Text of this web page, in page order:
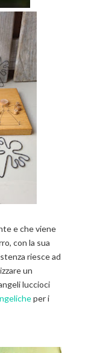
e che viene
con la sua
riesce ad
un
luccioci
per i